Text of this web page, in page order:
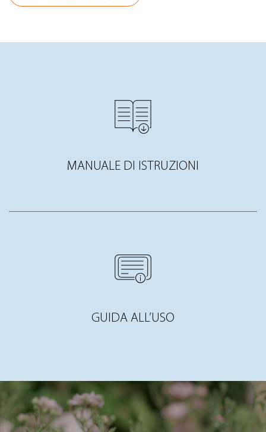
MANUALE DI ISTRUZIONI
GUIDA ALL’USO